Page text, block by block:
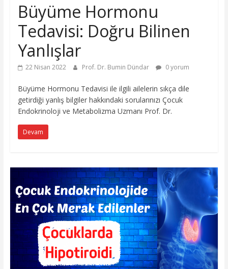
Büyüme Hormonu
Tedavisi: Doğru Bilinen
Yanlışlar
22 Nisan 2022 Prof. Dr. Bumin Dündar 0 yorum
Büyüme Hormonu Tedavisi ile ilgili ailelerin sıkça dile
getirdiği yanlış bilgiler hakkındaki sorularınızı Çocuk
Endokrinoloji ve Metabolizma Uzmanı Prof. Dr.
Devam